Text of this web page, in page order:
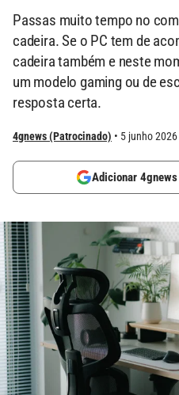
Passas muito tempo no
cadeira. Se o PC tem de
cadeira também e neste
um modelo gaming ou de
resposta certa.
4gnews (Patrocinado) 5 junho 2026
Adicionar